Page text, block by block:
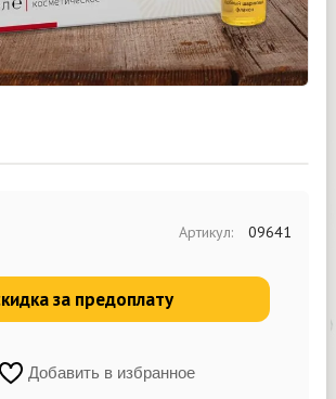
Артикул: 09641
за предоплату
Добавить в избранное